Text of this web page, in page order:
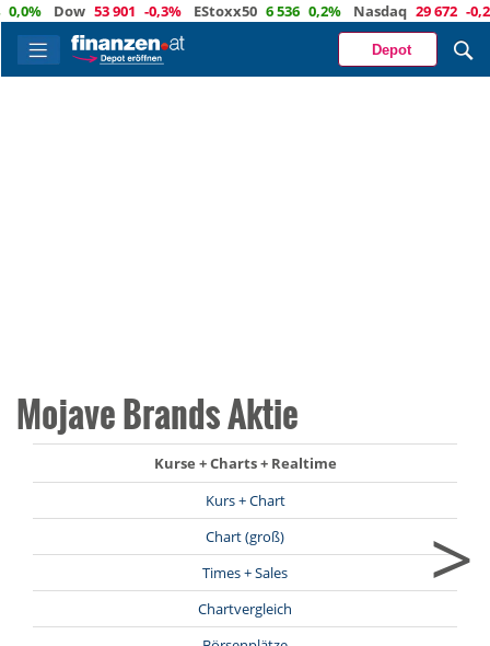
Dow 53 901 -0,3% EStoxx50 6 536 0,2% Nasdaq 29 672 -0,2%
Depot
Mojave Brands Aktie
Kurse + Charts + Realtime
Kurs + Chart
Chart (groß)
Times + Sales
Chartvergleich
>